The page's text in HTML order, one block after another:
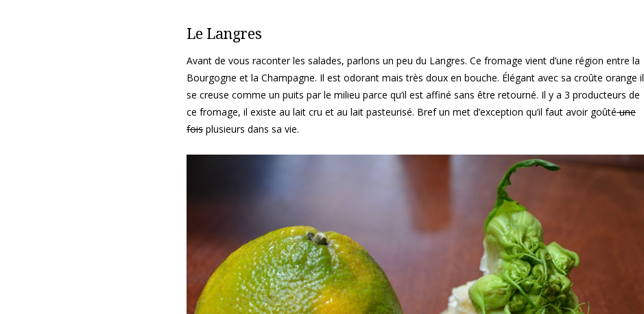
Le Langres
Avant de vous raconter les salades, parlons un peu du Langres. Ce fromage vient d’une région entre la
Bourgogne et la Champagne. Il est odorant mais très doux en bouche. Élégant avec sa croûte orange il
se creuse comme un puits par le milieu parce qu’il est affiné sans être retourné. Il y a 3 producteurs de
ce fromage, il existe au lait cru et au lait pasteurisé. Bref un met d’exception qu’il faut avoir goûtéune
fois plusieurs dans sa vie.